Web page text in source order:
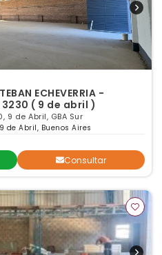
ECHEVERRIA -
( 9 de abril )
de Abril, GBA Sur
Abril, Buenos Aires
Consultar